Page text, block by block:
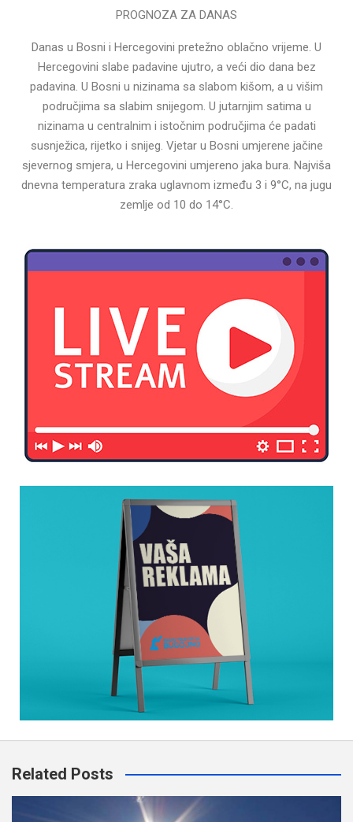
PROGNOZA ZA DANAS
Danas u Bosni i Hercegovini pretežno oblačno vrijeme. U
Hercegovini slabe padavine ujutro, a veći dio dana bez
padavina. U Bosni u nizinama sa slabom kišom, a u višim
područjima sa slabim snijegom. U jutarnjim satima u
nizinama u centralnim i istočnim područjima će padati
susnježica, rijetko i snijeg. Vjetar u Bosni umjerene jačine
sjevernog smjera, u Hercegovini umjereno jaka bura. Najviša
dnevna temperatura zraka uglavnom između 3 i 9°C, na jugu
zemlje od 10 do 14°C.
Related Posts